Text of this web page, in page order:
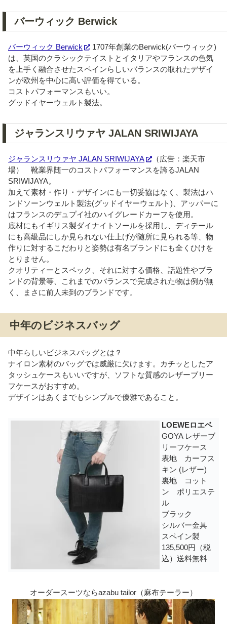
バーウィック Berwick
バーウィック Berwick
1707年創業のBerwick(バーウィック)
は、英国のクラシックテイストとイタリアやフランスの色気
を上手く融合させたスペインらしいバランスの取れたデザイ
ンが欧州を中心に高い評価を得ている。
コストパフォーマンスもいい。
グッドイヤーウェルト製法。
ジャランスリウァヤ JALAN SRIWIJAYA
ジャランスリウァヤ JALAN SRIWIJAYA
（広告：楽天市
場） 靴業界随一のコストパフォーマンスを誇るJALAN
SRIWIJAYA。
加えて素材・作り・デザインにも一切妥協はなく、製法はハ
ンドソーンウェルト製法(グッドイヤーウェルト)、アッパーに
はフランスのデュプイ社のハイグレードカーフを使用。
底材にもイギリス製ダイナイトソールを採用し、ディテール
にも高級品にしか見られない仕上げが随所に見られる等、物
作りに対するこだわりと姿勢は有名ブランドにも全くひけを
とりません。
クオリティーとスペック、それに対する価格、話題性やブラ
ンドの背景等、これまでのバランスで完成された物は例が無
く、まさに前人未到のブランドです。
中年のビジネスバッグ
中年らしいビジネスバッグとは？
ナイロン素材のバッグでは威厳に欠けます。カチッとしたア
タッシュケースもいいですが、ソフトな質感のレザーブリー
フケースがおすすめ。
デザインはあくまでもシンプルで優雅であること。
LOEWEロエベ
GOYA レザーブ
リーフケース
表地 カーフス
キン (レザー)
裏地 コット
ン ポリエステ
ル
ブラック
シルバー金具
スペイン製
135,500円（税
込）送料無料
オーダースーツならazabu tailor（麻布テーラー）